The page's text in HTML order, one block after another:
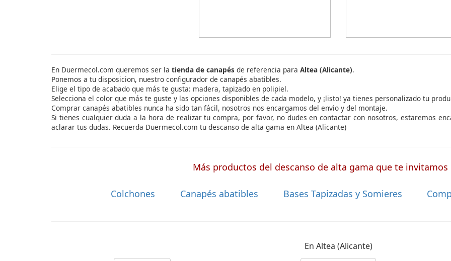
En Duermecol.com queremos ser la tienda de canapés de referencia para Altea (Alicante).
Ponemos a tu disposicion, nuestro configurador de canapés abatibles.
Elige el tipo de acabado que más te gusta: madera, tapizado en polipiel.
Selecciona el color que más te guste y las opciones disponibles de cada modelo, y ¡listo! ya tienes personalizado tu
Comprar canapés abatibles nunca ha sido tan fácil, nosotros nos encargamos del envio y del montaje.
Si tienes cualquier duda a la hora de realizar tu compra, por favor, no dudes en contactar con nosotros, estaremos
aclarar tus dudas. Recuerda Duermecol.com tu descanso de alta gama en Altea (Alicante)
Más productos del descanso de alta gama que te invitamos
Colchones Canapés abatibles Bases Tapizadas y Somieres
En Altea (Alicante)